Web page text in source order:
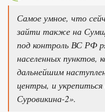
Самое умное, что
зайти также на
под контроль ВС РФ
населенных
дальнейшим
центры, и
Суровикина-2».